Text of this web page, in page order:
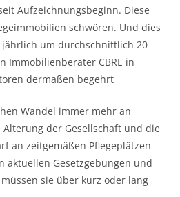
Aufzeichnungsbeginn. Diese
schwören. Und dies
jährlich um durchschnittlich 20
Immobilienberater CBRE in
dermaßen begehrt
Wandel immer mehr an
der Gesellschaft und die
an zeitgemäßen Pflegeplätzen
aktuellen Gesetzgebungen und
sie über kurz oder lang